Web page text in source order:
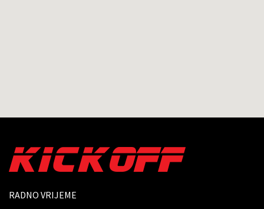
RADNO VRIJEME